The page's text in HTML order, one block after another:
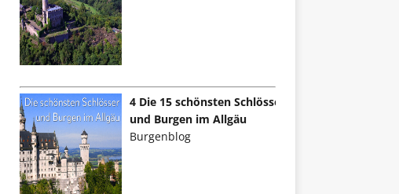
4 Die 15 schönsten Schlösser
und Burgen im Allgäu
Burgenblog